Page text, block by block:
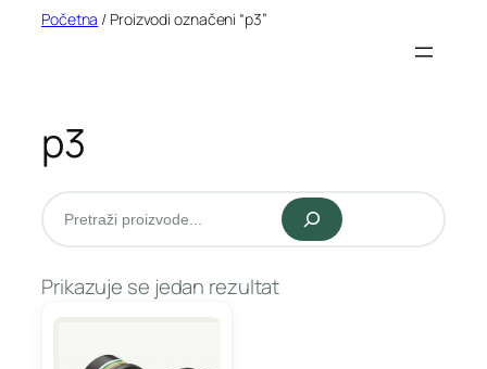
Početna / Proizvodi označeni “p3”
p3
Pretraži
Prikazuje se jedan rezultat